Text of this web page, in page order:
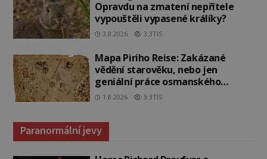
Opravdu na zmatení nepřítele
vypouštěli vypasené králíky?
3.8.2026 3.3TIS
Mapa Piriho Reise: Zakázané
vědění starověku, nebo jen
geniální práce osmanského
admirála?
1.8.2026 3.3TIS
Paranormální jevy